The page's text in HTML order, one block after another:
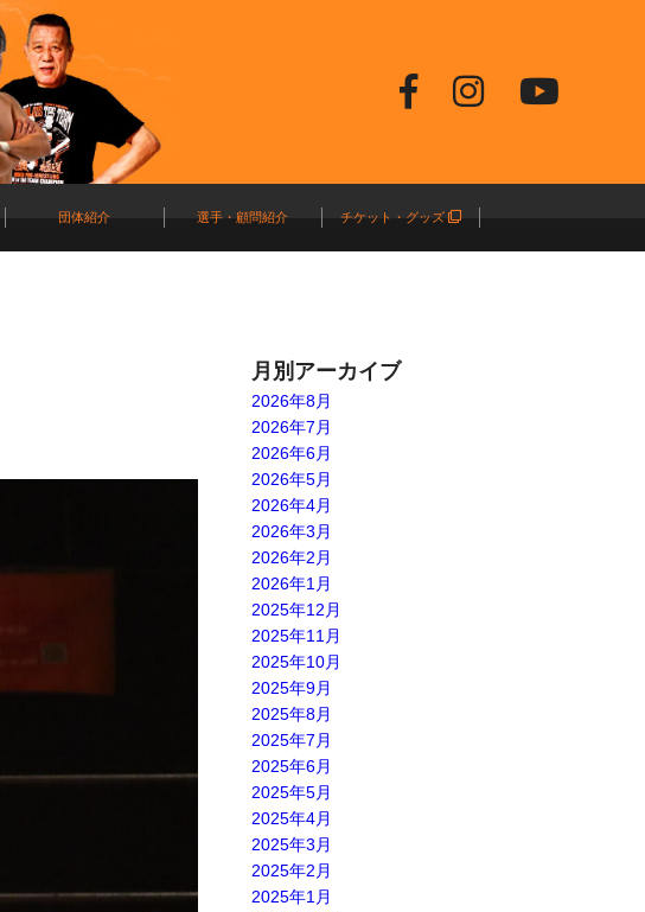
団体紹介 選手・顧問紹介 チケット・グッズ
月別アーカイブ
2026年8月
2026年7月
2026年6月
2026年5月
2026年4月
2026年3月
2026年2月
2026年1月
2025年12月
2025年11月
2025年10月
2025年9月
2025年8月
2025年7月
2025年6月
2025年5月
2025年4月
2025年3月
2025年2月
2025年1月